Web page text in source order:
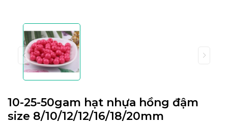
10-25-50gam hạt nhựa hồng đậm
size 8/10/12/12/16/18/20mm